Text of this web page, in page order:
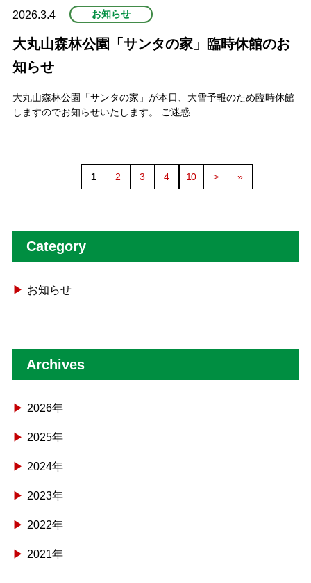
2026.3.4 お知らせ
大丸山森林公園「サンタの家」臨時休館のお
知らせ
大丸山森林公園「サンタの家」が本日、大雪予報のため臨時休館
しますのでお知らせいたします。 ご迷惑…
1 2 3 4 10 > »
Category
お知らせ
Archives
2026年
2025年
2024年
2023年
2022年
2021年